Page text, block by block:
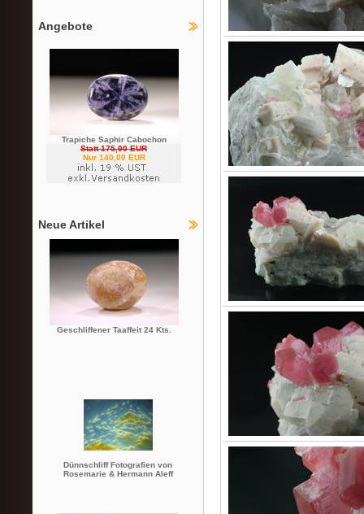
Angebote
Trapiche Saphir Cabochon
Statt 175,00 EUR
Nur 140,00 EUR
Neue Artikel
Geschliffener Taaffeit 24 Kts.
Dünnschliff Fotografien von
Rosemarie & Hermann Aleff